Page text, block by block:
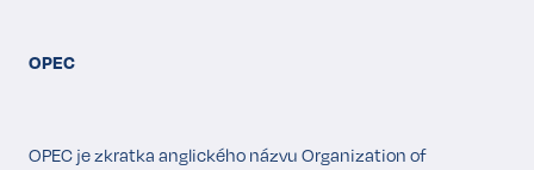
OPEC
OPEC je zkratka anglického názvu Organization of